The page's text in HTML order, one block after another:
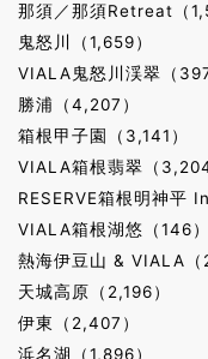
那須／那須Retreat（
鬼怒川（1,659）
VIALA鬼怒川渓翠（397
勝浦（4,207）
箱根甲子園（3,141）
VIALA箱根翡翠（3,204
RESERVE箱根明神平
VIALA箱根湖悠（146）
熱海伊豆山 & VIALA（
天城高原（2,196）
伊東（2,407）
浜名湖（1,896）